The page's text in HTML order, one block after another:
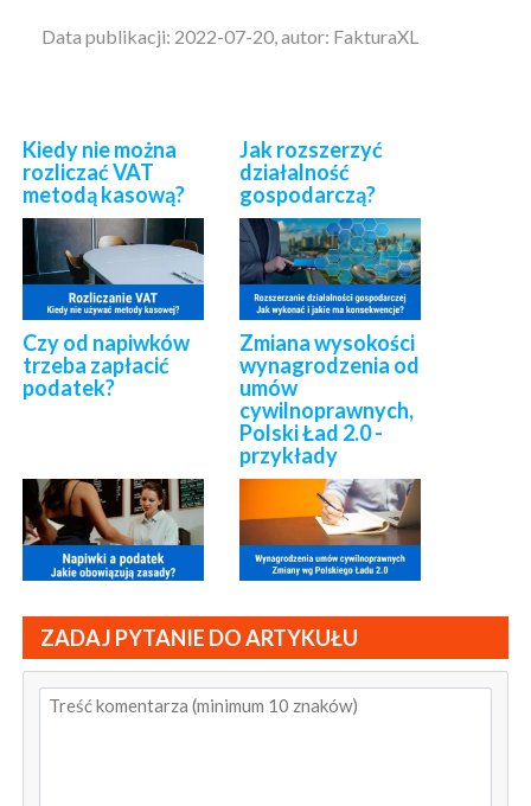
Data publikacji: 2022-07-20, autor: FakturaXL
Kiedy nie można
rozliczać VAT
metodą kasową?
Jak rozszerzyć
działalność
gospodarczą?
Czy od napiwków
trzeba zapłacić
podatek?
Zmiana wysokości
wynagrodzenia od
umów
cywilnoprawnych,
Polski Ład 2.0 -
przykłady
ZADAJ PYTANIE DO ARTYKUŁU